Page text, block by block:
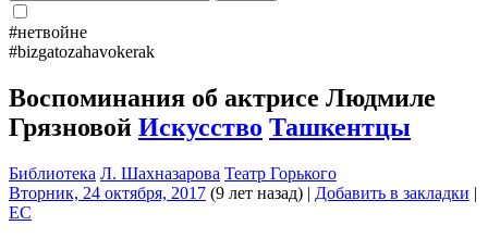
#нетвойне
#bizgatozahavokerak
Воспоминания об актрисе Людмиле
Грязновой Искусство Ташкентцы
Библиотека Л. Шахназарова Театр Горького
Вторник, 24 октября, 2017 (9 лет назад) | Добавить в закладки |
EC